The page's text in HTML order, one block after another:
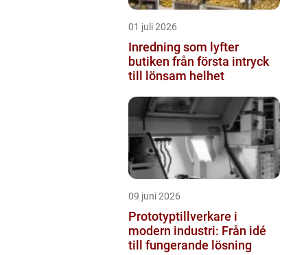
01 juli 2026
Inredning som lyfter
butiken från första intryck
till lönsam helhet
09 juni 2026
Prototyptillverkare i
modern industri: Från idé
till fungerande lösning